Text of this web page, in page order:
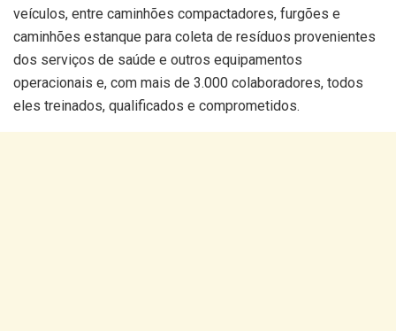
veículos, entre caminhões compactadores, furgões e
caminhões estanque para coleta de resíduos provenientes
dos serviços de saúde e outros equipamentos
operacionais e, com mais de 3.000 colaboradores, todos
eles treinados, qualificados e comprometidos.